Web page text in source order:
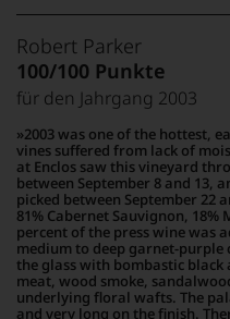
99–100 Punkte:
95–98 Punkte:
90–94 Punkte:
85–89 Punkte:
Tesdorpf
Der
Name
Tesdorpf
steht
für
»Fine
Wine«,
für
die
edlen
Weine
der
Welt,
Robert Parker
100/100 Punkte
für den Jahrgang 2003
2003 was one of the hottest,
vines suffered from lack of
at Enclos saw this vineyard
between September 8 and 13,
picked between September 22
81% Cabernet Sauvignon,
percent of the press wine was
medium to deep garnet-
the glass with bombastic
meat, wood smoke,
underlying floral wafts. The
and very long on the finish.